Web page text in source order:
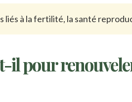
à la fertilité, la santé
il pour